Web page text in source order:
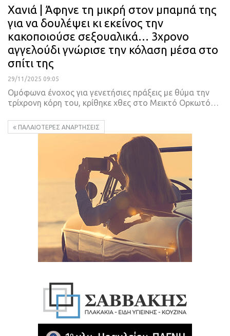
Χανιά | Άφηνε τη μικρή στον μπαμπά της
για να δουλέψει κι εκείνος την
κακοποιούσε σεξουαλικά… 3χρονο
αγγελούδι γνώρισε την κόλαση μέσα στο
σπίτι της
29/11/2025 09:05
Ομόφωνα ένοχος για γενετήσιες πράξεις με θύμα την
τρίχρονη κόρη του, κρίθηκε χθες στο Μεικτό Ορκωτό…
ΠΑΛΑΙΌΤΕΡΕΣ ΑΝΑΡΤΉΣΕΙΣ